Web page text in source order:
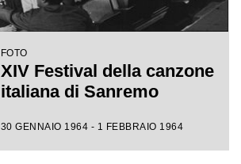
FOTO
XIV Festival della canzone
italiana di Sanremo
30 GENNAIO 1964 - 1 FEBBRAIO 1964